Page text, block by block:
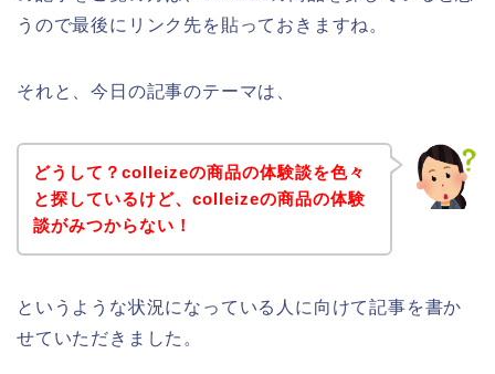
うので最後にリンク先を貼っておきますね。
それと、今日の記事のテーマは、
どうして？colleizeの商品の体験談を色々
と探しているけど、colleizeの商品の体験
談がみつからない！
というような状況になっている人に向けて記事を書か
せていただきました。